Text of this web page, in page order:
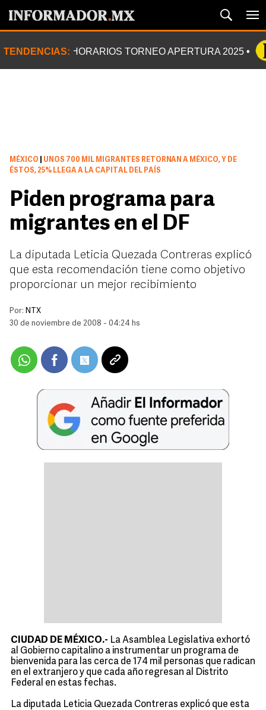
TENDENCIAS: HORARIOS TORNEO APERTURA 2025
MÉXICO
UNOS 700 MIL MIGRANTES RETORNAN A MÉXICO, Y DE
ÉSTOS, 25% LLEGA A LA CAPITAL DEL PAÍS
Piden programa para
migrantes en el DF
La diputada Leticia Quezada Contreras explicó
que esta recomendación tiene como objetivo
proporcionar un mejor recibimiento
Por: NTX
30 de noviembre de 2008 - 04:24 hs
CIUDAD DE MÉXICO.- La Asamblea Legislativa exhortó
al Gobierno capitalino a instrumentar un programa de
bienvenida para las cerca de 174 mil personas que radican
en el extranjero y que cada año regresan al Distrito
Federal en estas fechas.
La diputada Leticia Quezada Contreras explicó que esta